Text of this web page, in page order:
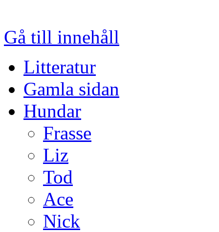
Gå till innehåll
Litteratur
Gamla sidan
Hundar
Frasse
Liz
Tod
Ace
Nick